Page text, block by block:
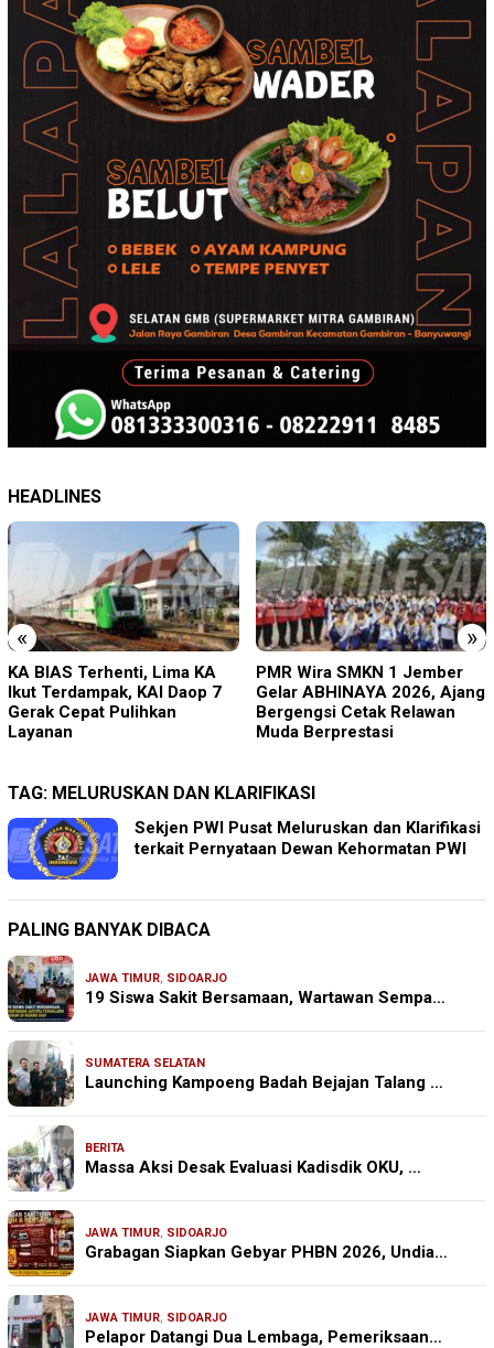
HEADLINES
« »
PMR Wira SMKN 1 Jember
Gelar ABHINAYA 2026, Ajang
Bergengsi Cetak Relawan
Muda Berprestasi
Imigrasi Ponorogo Deportasi
Satu WN Tiongkok
Salahgunakan Ijin Tinggal
TAG: MELURUSKAN DAN KLARIFIKASI
Sekjen PWI Pusat Meluruskan dan Klarifikasi
terkait Pernyataan Dewan Kehormatan PWI
PALING BANYAK DIBACA
JAWA TIMUR, SIDOARJO
19 Siswa Sakit Bersamaan, Wartawan Sempa…
SUMATERA SELATAN
Launching Kampoeng Badah Bejajan Talang …
BERITA
Massa Aksi Desak Evaluasi Kadisdik OKU, …
JAWA TIMUR, SIDOARJO
Grabagan Siapkan Gebyar PHBN 2026, Undia…
JAWA TIMUR, SIDOARJO
Pelapor Datangi Dua Lembaga, Pemeriksaan…